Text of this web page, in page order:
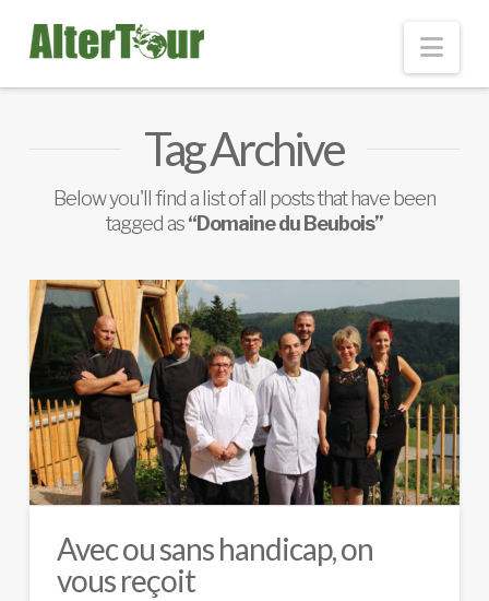
Tag Archive
Below you'll find a list of all posts that have been
tagged as“Domaine du Beubois”
Avec ou sans handicap, on
vous reçoit